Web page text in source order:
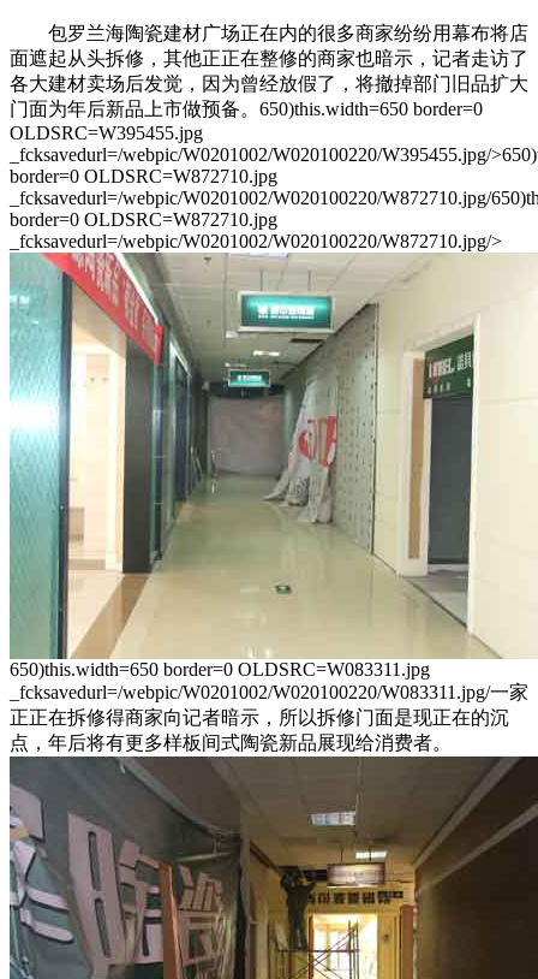
包罗兰海陶瓷建材广场正在内的很多商家纷纷用幕布将店
面遮起从头拆修，其他正正在整修的商家也暗示，记者走访了
各大建材卖场后发觉，因为曾经放假了，将撤掉部门旧品扩大
门面为年后新品上市做预备。650)this.width=650 border=0
OLDSRC=W395455.jpg
_fcksavedurl=/webpic/W0201002/W020100220/W395455.jpg/
border=0 OLDSRC=W872710.jpg
_fcksavedurl=/webpic/W0201002/W020100220/W872710.jpg/
border=0 OLDSRC=W872710.jpg
_fcksavedurl=/webpic/W0201002/W020100220/W872710.jpg/>
650)this.width=650 border=0 OLDSRC=W083311.jpg
_fcksavedurl=/webpic/W0201002/W020100220/W083311.jpg/一家
正正在拆修得商家向记者暗示，所以拆修门面是现正在的沉
点，年后将有更多样板间式陶瓷新品展现给消费者。